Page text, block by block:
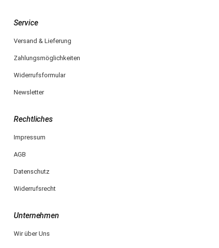
Service
Versand & Lieferung
Zahlungsmöglichkeiten
Widerrufsformular
Newsletter
Rechtliches
Impressum
AGB
Datenschutz
Widerrufsrecht
Unternehmen
Wir über Uns